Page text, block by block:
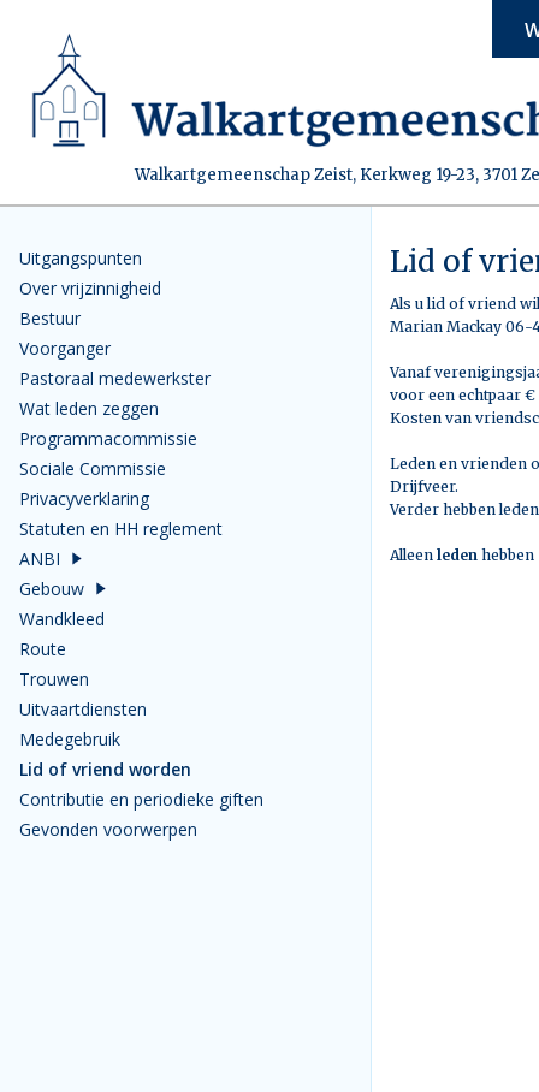
Walkartgemeenschap Zeist, Kerkweg 19-23, 3701
Uitgangspunten
Over vrijzinnigheid
Bestuur
Voorganger
Pastoraal medewerkster
Wat leden zeggen
Programmacommissie
Sociale Commissie
Privacyverklaring
Statuten en HH reglement
ANBI
Gebouw
Wandkleed
Route
Trouwen
Uitvaartdiensten
Medegebruik
Lid of vriend worden
Contributie en periodieke giften
Gevonden voorwerpen
Lid of
Als u lid of vriend
Marian Mackay 06-
Vanaf
voor een echtpaar €
Kosten van
Leden en vrienden
Drijfveer.
Verder hebben
Alleen leden hebben